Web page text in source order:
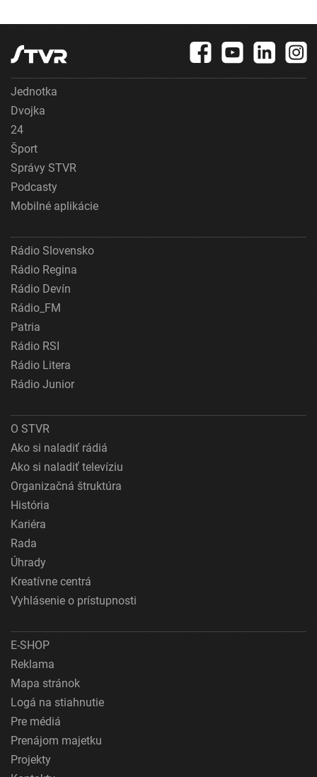
Jednotka
Dvojka
24
Šport
Správy STVR
Podcasty
Mobilné aplikácie
Rádio Slovensko
Rádio Regina
Rádio Devín
Rádio_FM
Patria
Rádio RSI
Rádio Litera
Rádio Junior
O STVR
Ako si naladiť rádiá
Ako si naladiť televíziu
Organizačná štruktúra
História
Kariéra
Rada
Úhrady
Kreatívne centrá
Vyhlásenie o prístupnosti
E-SHOP
Reklama
Mapa stránok
Logá na stiahnutie
Pre médiá
Prenájom majetku
Projekty